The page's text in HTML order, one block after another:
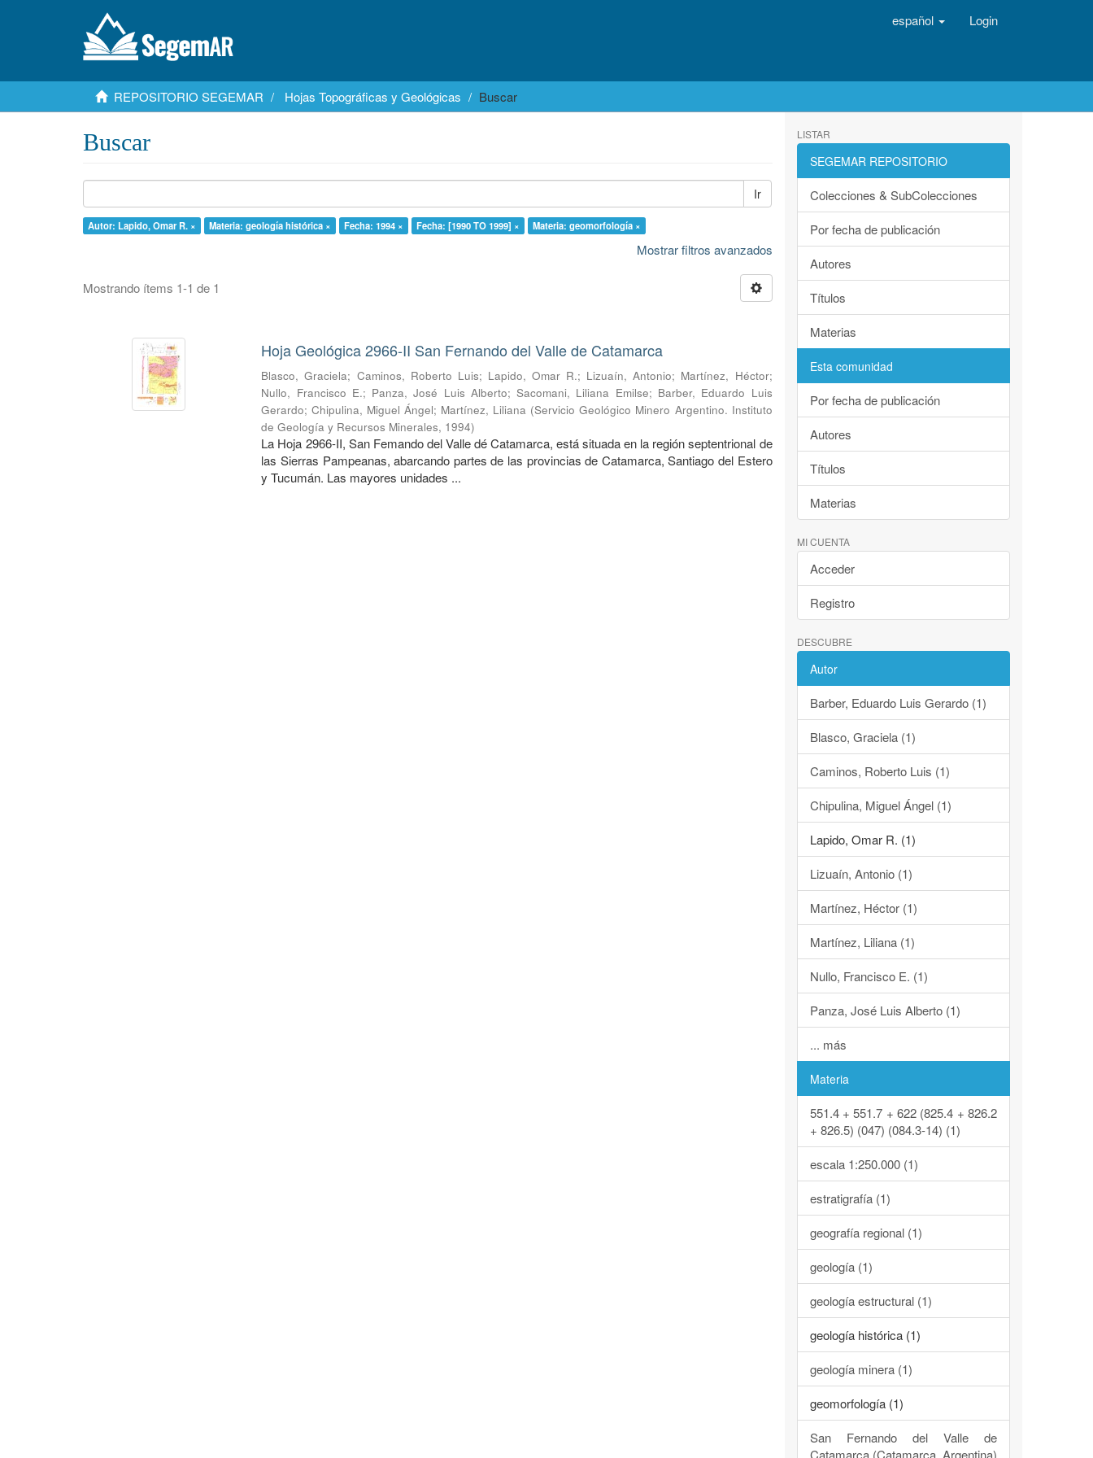
español Login
REPOSITORIO SEGEMAR Hojas Topográficas y Geológicas Buscar
Buscar
Ir
Autor: Lapido, Omar R. × Materia: geología histórica × Fecha: 1994 × Fecha: [1990 TO 1999] × Materia: geomorfología ×
Mostrar filtros avanzados
Mostrando ítems 1-1 de 1
Hoja Geológica 2966-II San Fernando del Valle de Catamarca
Blasco, Graciela; Caminos, Roberto Luis; Lapido, Omar R.; Lizuaín, Antonio; Martínez, Héctor;
Nullo, Francisco E.; Panza, José Luis Alberto;Sacomani, Liliana Emilse; Barber, Eduardo Luis
Gerardo;Chipulina, Miguel Ángel; Martínez, Liliana (Servicio Geológico Minero Argentino. Instituto
de Geología y Recursos Minerales, 1994)
La Hoja 2966-II, San Femando del Valle dé Catamarca, está situada en la región septentrional de
las Sierras Pampeanas, abarcando partes de las provincias de Catamarca, Santiago del Estero
y Tucumán. Las mayores unidades ...
LISTAR
SEGEMAR REPOSITORIO
Colecciones & SubColecciones
Por fecha de publicación
Autores
Títulos
Materias
Esta comunidad
Por fecha de publicación
Autores
Títulos
Materias
MI CUENTA
Acceder
Registro
DESCUBRE
Autor
Barber, Eduardo Luis Gerardo (1)
Blasco, Graciela (1)
Caminos, Roberto Luis (1)
Chipulina, Miguel Ángel (1)
Lapido, Omar R. (1)
Lizuaín, Antonio (1)
Martínez, Héctor (1)
Martínez, Liliana (1)
Nullo, Francisco E. (1)
Panza, José Luis Alberto (1)
... más
Materia
551.4 + 551.7 + 622 (825.4 + 826.2
+ 826.5) (047) (084.3-14) (1)
escala 1:250.000 (1)
estratigrafía (1)
geografía regional (1)
geología (1)
geología estructural (1)
geología histórica (1)
geología minera (1)
geomorfología (1)
San Fernando del Valle de
Catamarca (Catamarca, Argentina)